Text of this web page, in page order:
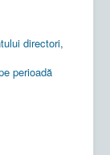
directori,
perioadă